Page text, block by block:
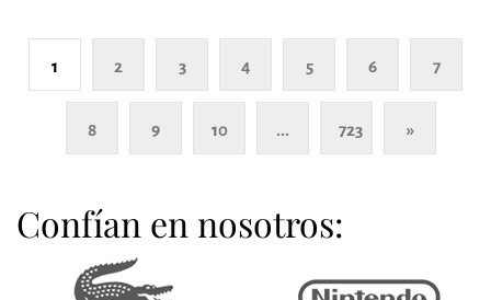
1 2 3 4 5 6 7
8 9 10 ... 723 »
Confían en nosotros: